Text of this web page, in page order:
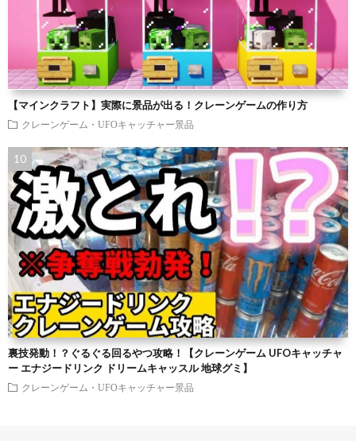
【マインクラフト】実際に景品が出る！クレーンゲームの作り方
クレーンゲーム・UFOキャッチャー景品
裏技発動！？ぐるぐる回るやつ攻略！【クレーンゲーム UFOキャッチャ
ー エナジードリンク ドリームキャッスル 地球グミ】
クレーンゲーム・UFOキャッチャー景品